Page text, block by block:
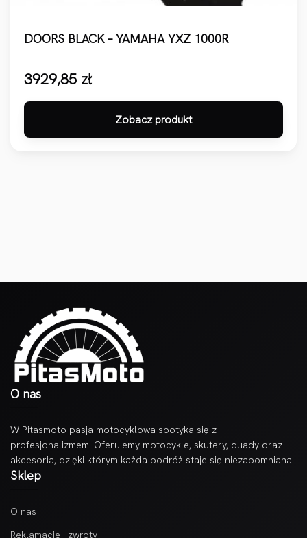
DOORS BLACK – YAMAHA YXZ 1000R
3929,85 zł
Zobacz produkt
O nas
W Pitasmoto pasja motocyklowa spotyka się z
profesjonalizmem. Oferujemy motocykle, skutery, quady oraz
akcesoria, dzięki którym każda podróż staje się niezapomniana.
Sklep
O nas
Reklamacje i zwroty